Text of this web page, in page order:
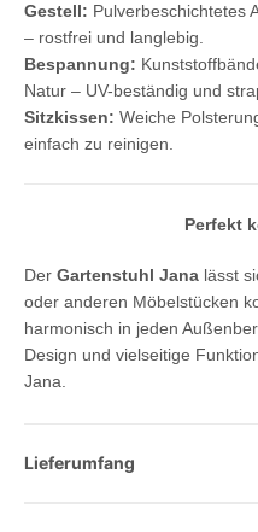
Gestell: Pulverbeschichtetes
– rostfrei und langlebig.
Bespannung:
Natur – UV-beständig und
Sitzkissen: Weiche
einfach zu reinigen.
Perfekt
Der Gartenstuhl Jana lässt
oder anderen Möbelstücken
harmonisch in jeden
Design und vielseitige
Jana.
Lieferumfang